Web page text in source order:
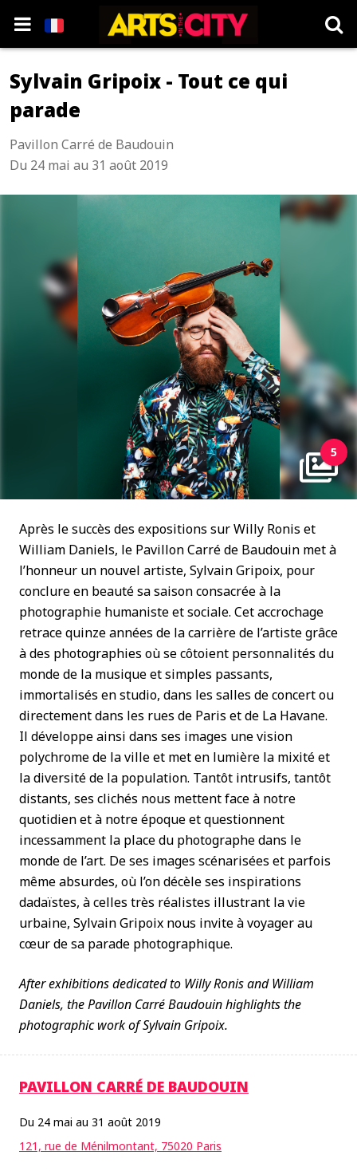
Sylvain Gripoix - Tout ce qui
parade
Pavillon Carré de Baudouin
Du 24 mai au 31 août 2019
5
Après le succès des expositions sur Willy Ronis et
William Daniels, le Pavillon Carré de Baudouin met à
l’honneur un nouvel artiste, Sylvain Gripoix, pour
conclure en beauté sa saison consacrée à la
photographie humaniste et sociale. Cet accrochage
retrace quinze années de la carrière de l’artiste grâce
à des photographies où se côtoient personnalités du
monde de la musique et simples passants,
immortalisés en studio, dans les salles de concert ou
directement dans les rues de Paris et de La Havane.
Il développe ainsi dans ses images une vision
polychrome de la ville et met en lumière la mixité et
la diversité de la population. Tantôt intrusifs, tantôt
distants, ses clichés nous mettent face à notre
quotidien et à notre époque et questionnent
incessamment la place du photographe dans le
monde de l’art. De ses images scénarisées et parfois
même absurdes, où l’on décèle ses inspirations
dadaïstes, à celles très réalistes illustrant la vie
urbaine, Sylvain Gripoix nous invite à voyager au
cœur de sa parade photographique.
After exhibitions dedicated to Willy Ronis and William
Daniels, the Pavillon Carré Baudouin highlights the
photographic work of Sylvain Gripoix.
PAVILLON CARRÉ DE BAUDOUIN
Du 24 mai au 31 août 2019
121, rue de Ménilmontant, 75020 Paris